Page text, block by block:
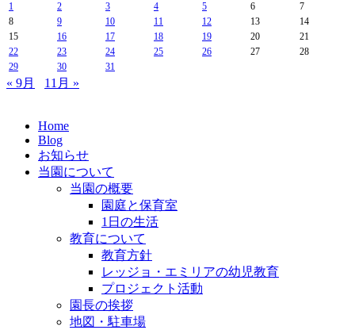
1
2 3 4 5 6
7
8
9 10 11 12 13
14
15
16 17 18 19 20
21
22
23 24 25 26 27
28
29
30 31
« 9月 11月 »
Home
Blog
お知らせ
当園について
当園の概要
園庭と保育室
1日の生活
教育について
教育方針
レッジョ・エミリアの幼児教育
プロジェクト活動
園長の挨拶
地図・駐車場